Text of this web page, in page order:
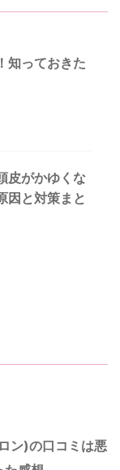
知っておきた
皮がかゆくな
因と対策まと
ン)の口コミは悪